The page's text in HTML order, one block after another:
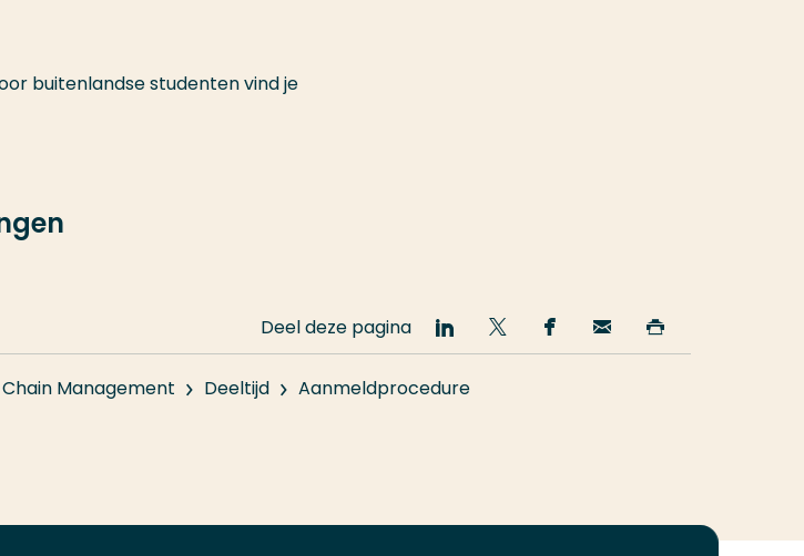
buitenlandse studenten vind je
Management Deeltijd Aanmeldprocedure
Deel deze pagina
Deel
op
Deel
op
Deel
op
Email
deze deze